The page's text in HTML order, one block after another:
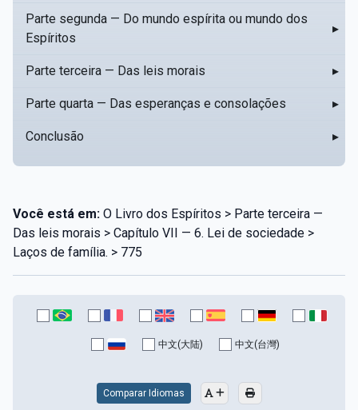
Parte segunda — Do mundo espírita ou mundo dos
Espíritos
▸
Parte terceira — Das leis morais ▸
Parte quarta — Das esperanças e consolações ▸
Conclusão ▸
Você está em: O Livro dos Espíritos > Parte terceira —
Das leis morais > Capítulo VII — 6. Lei de sociedade >
Laços de família. > 775
中文(大陆) 中文(台灣)
Comparar Idiomas